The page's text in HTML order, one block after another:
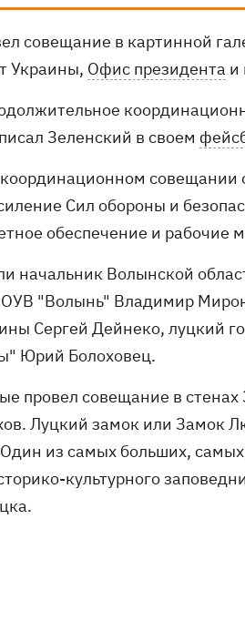
совещание в картинной
Украины, Офис президента и
Зеленский в своем
совещании
Сил обороны и
обеспечение и рабочие
начальник Волынской
"Волынь" Владимир
Сергей Дейнеко, луцкий
Юрий Болоховец.
провел совещание в
Луцкий замок или Замок
из самых больших,
культурного